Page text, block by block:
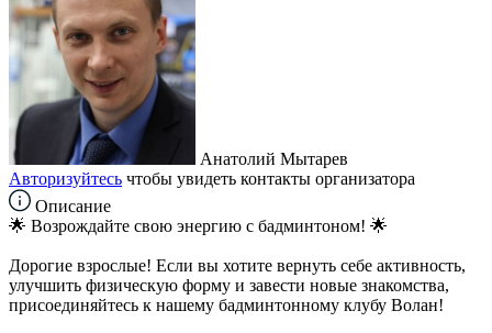
Анатолий Мытарев
Авторизуйтесь чтобы увидеть контакты организатора
Описание
🌟 Возрождайте свою энергию с бадминтоном! 🌟
Дорогие взрослые! Если вы хотите вернуть себе активность,
улучшить физическую форму и завести новые знакомства,
присоединяйтесь к нашему бадминтонному клубу Волан!